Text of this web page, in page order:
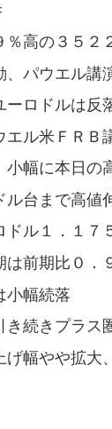
高の３５２
、パウエル
ーロドルは反
エル米ＦＲＢ
小幅に本日の
台まで高値
ドル１．１７
前期比０．
幅続落
続きプラス
幅やや拡大